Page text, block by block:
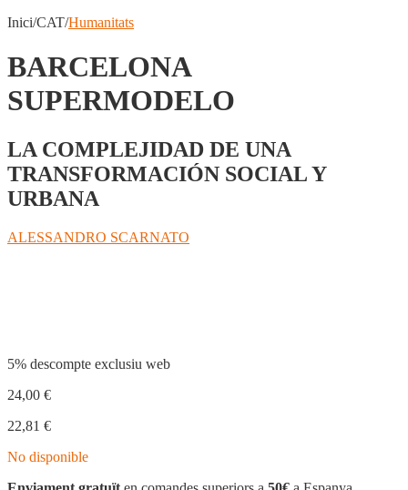
Inici/CAT/Humanitats
BARCELONA
SUPERMODELO
LA COMPLEJIDAD DE UNA
TRANSFORMACIÓN SOCIAL Y
URBANA
ALESSANDRO SCARNATO
5% descompte exclusiu web
24,00 €
22,81 €
No disponible